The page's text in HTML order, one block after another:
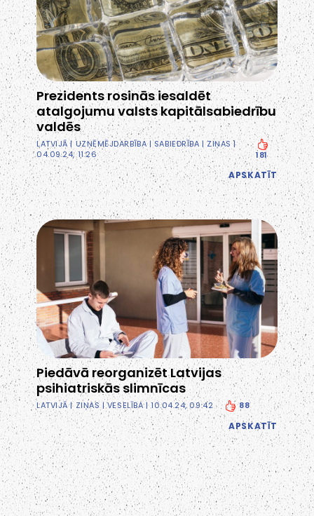
Prezidents rosinās iesaldēt
atalgojumu valsts kapitālsabiedrību
valdēs
LATVIJĀ| UZŅĒMĒJDARBĪBA|SABIEDRĪBA |ZIŅAS|
04.09.24, 11:26
181
APSKATĪT
Piedāvā reorganizēt Latvijas
psihiatriskās slimnīcas
LATVIJĀ| ZIŅAS |VESELĪBA| 10.04.24, 09:42 88
APSKATĪT